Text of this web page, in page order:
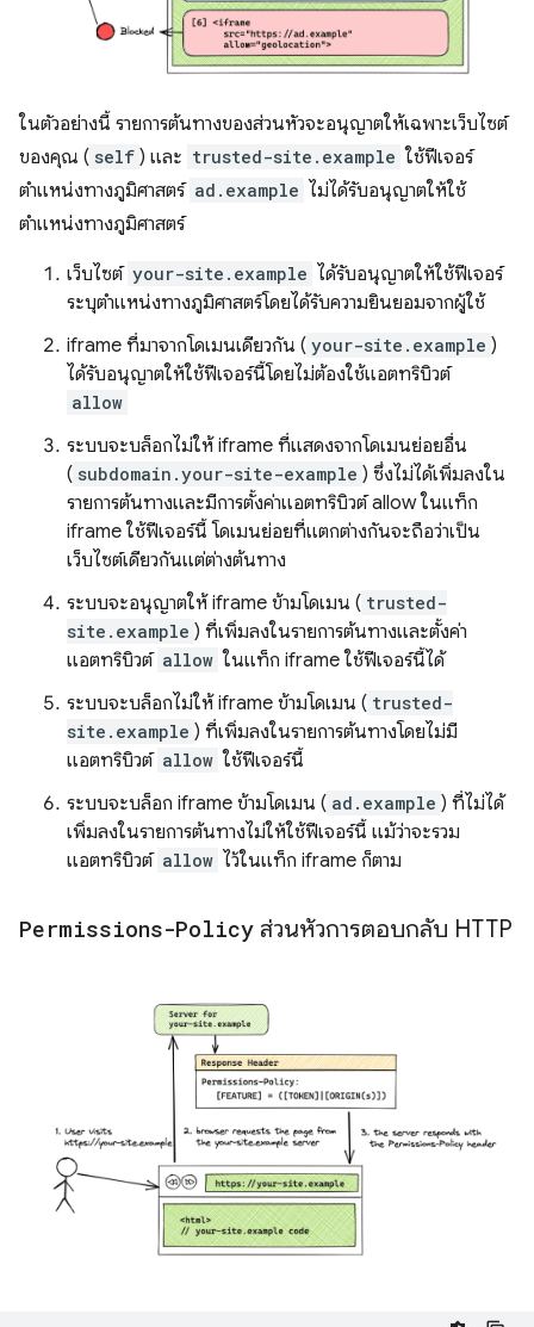
ในตัวอย่างนี้ รายการต้นทางของส่วนหัวจะอนุญาตให้เฉพาะเว็บไซต์
ของคุณ ( self ) และ trusted-site.example ใช้ฟีเจอร์
ตำแหน่งทางภูมิศาสตร์ ad.example ไม่ได้รับอนุญาตให้ใช้
ตำแหน่งทางภูมิศาสตร์
เว็บไซต์ your-site.example ได้รับอนุญาตให้ใช้ฟีเจอร์
ระบุตำแหน่งทางภูมิศาสตร์โดยได้รับความยินยอมจากผู้ใช้
iframe ที่มาจากโดเมนเดียวกัน ( your-site.example )
ได้รับอนุญาตให้ใช้ฟีเจอร์นี้โดยไม่ต้องใช้แอตทริบิวต์
allow
ระบบจะบล็อกไม่ให้ iframe ที่แสดงจากโดเมนย่อยอื่น
( subdomain.your-site-example ) ซึ่งไม่ได้เพิ่มลงใน
รายการต้นทางและมีการตั้งค่าแอตทริบิวต์ allow ในแท็ก
iframe ใช้ฟีเจอร์นี้ โดเมนย่อยที่แตกต่างกันจะถือว่าเป็น
เว็บไซต์เดียวกันแต่ต่างต้นทาง
ระบบจะอนุญาตให้ iframe ข้ามโดเมน ( trusted-
site.example ) ที่เพิ่มลงในรายการต้นทางและตั้งค่า
แอตทริบิวต์ allow ในแท็ก iframe ใช้ฟีเจอร์นี้ได้
ระบบจะบล็อกไม่ให้ iframe ข้ามโดเมน ( trusted-
site.example ) ที่เพิ่มลงในรายการต้นทางโดยไม่มี
แอตทริบิวต์ allow ใช้ฟีเจอร์นี้
ระบบจะบล็อก iframe ข้ามโดเมน ( ad.example ) ที่ไม่ได้
เพิ่มลงในรายการต้นทางไม่ให้ใช้ฟีเจอร์นี้ แม้ว่าจะรวม
แอตทริบิวต์ allow ไว้ในแท็ก iframe ก็ตาม
Permissions-Policy ส่วนหัวการตอบกลับ HTTP